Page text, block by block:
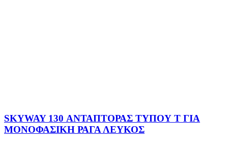
SKYWAY 130 ΑΝΤΑΠΤΟΡΑΣ ΤΥΠΟΥ T ΓΙΑ
ΜΟΝΟΦΑΣΙΚΗ ΡΑΓΑ ΛΕΥΚΟΣ